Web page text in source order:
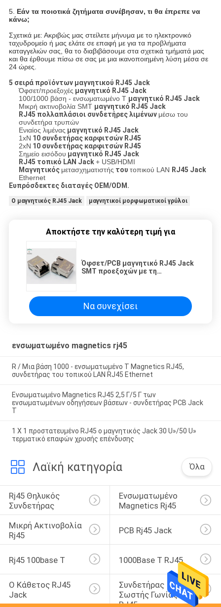
5. Εάν τα ποιοτικά ζητήματα συνέβησαν, τι θα έπρεπε να
κάνω;
Σχετικά με: Ακριβώς μας στείλετε μήνυμα με το ηλεκτρονικό
ταχυδρομείο ή μας ελάτε σε επαφή με για τα προβλήματα
καταγγελιών σας, θα το διαβιβάσουμε στα σχετικά τμήματά μας
και θα έρθουμε πίσω σε σας με μια ικανοποιημένη λύση μέσα σε
24 ώρες.
5 σειρά προϊόντων μαγνητικού RJ45 Jack
Όφσετ/προεξοχές μαγνητικό RJ45 Jack
100/1000 βάση - ενσωματωμένο Τ μαγνητικό RJ45 Jack
Μικρή ακτινοβολία SMT μαγνητικό RJ45 Jack
RJ45 πολλαπλάσιοι συνδετήρες λιμένων μέσω του
συνδετήρα τρυπών
Ενιαίος λιμένας μαγνητικό RJ45 Jack
1xN 10 συνδετήρας καρφιτσών RJ45
2xN 10 συνδετήρας καρφιτσών RJ45
Σημείο εισόδου μαγνητικό RJ45 Jack
RJ45 τοπικό LAN Jack+ USB/HDMI
Μαγνητικός μετασχηματιστής του τοπικού LAN RJ45 Jack
Ethernet
Ευπρόσδεκτες διαταγές OEM/ODM.
Ο μαγνητικός RJ45 Jack μαγνητικοί μορφωματικοί γρύλοι
Αποκτήστε την καλύτερη τιμή για
Όφσετ/PCB μαγνητικό RJ45 Jack
SMT προεξοχών με τη
Να συνεχίσει
ενσωματωμένο magnetics rj45
R / Μια βάση 1000 - ενσωματωμένο Τ Magnetics RJ45,
συνδετήρας του τοπικού LAN RJ45 Ethernet
Ενσωματωμένο Magnetics RJ45 2,5 Γ/5 Γ των
ενσωματωμένων οδηγήσεων βάσεων - συνδετήρας PCB Jack
Τ
1 X 1 προστατευμένο RJ45 ο μαγνητικός Jack 30 U»/50 U»
τερματικό επαφών χρυσής επένδυσης
Λαϊκή κατηγορία Όλα
Rj45 Θηλυκός
Συνδετήρας
Ενσωματωμένο
Magnetics Rj45
Μικρή Ακτινοβολία
Rj45
PCB Rj45 Jack
Rj45 100base Τ 1000Base Τ RJ45
Ο Κάθετος RJ45
Jack
Συνδετήρας
Σωστής Γωνίας
RJ45